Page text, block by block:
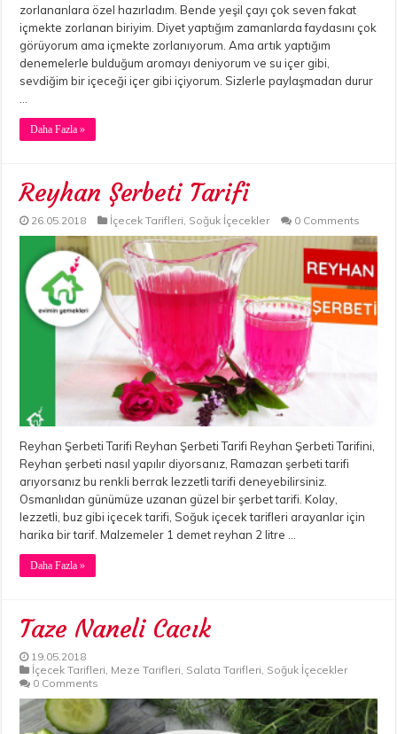
zorlananlara özel hazırladım. Bende yeşil çayı çok seven fakat
içmekte zorlanan biriyim. Diyet yaptığım zamanlarda faydasını çok
görüyorum ama içmekte zorlanıyorum. Ama artık yaptığım
denemelerle bulduğum aromayı deniyorum ve su içer gibi,
sevdiğim bir içeceği içer gibi içiyorum. Sizlerle paylaşmadan durur
Daha Fazla »
Reyhan Şerbeti Tarifi
26.05.2018 İçecek Tarifleri Soğuk İçecekler 0 Comments
Reyhan Şerbeti Tarifi Reyhan Şerbeti Tarifi Reyhan Şerbeti Tarifini,
Reyhan şerbeti nasıl yapılır diyorsanız, Ramazan şerbeti tarifi
arıyorsanız bu renkli berrak lezzetli tarifi deneyebilirsiniz.
Osmanlıdan günümüze uzanan güzel bir şerbet tarifi. Kolay,
lezzetli, buz gibi içecek tarifi, Soğuk içecek tarifleri arayanlar için
harika bir tarif. Malzemeler 1 demet reyhan 2 litre …
Daha Fazla »
Taze Naneli Cacık
19.05.2018
İçecek Tarifleri Meze Tarifleri Salata Tarifleri Soğuk İçecekler
0 Comments